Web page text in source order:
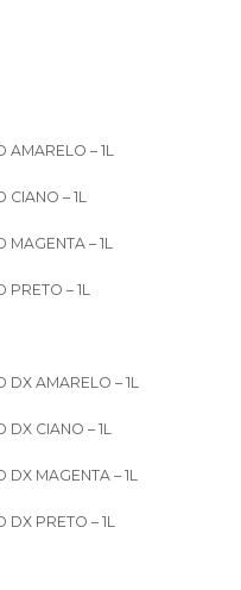
– 1L
– 1L
– 1L
– 1L
AMARELO – 1L
CIANO – 1L
MAGENTA – 1L
PRETO – 1L